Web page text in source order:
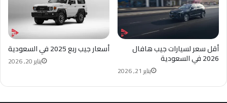
أسعار جيب ربع 2025 في السعودية
يناير 20, 2026
أقل سعر لسيارات جيب هافال
2026 في السعودية
يناير 21, 2026